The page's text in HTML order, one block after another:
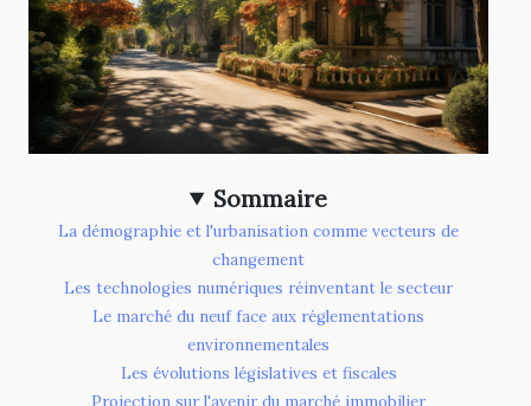
Sommaire
La démographie et l'urbanisation comme vecteurs de
changement
Les technologies numériques réinventant le secteur
Le marché du neuf face aux réglementations
environnementales
Les évolutions législatives et fiscales
Projection sur l'avenir du marché immobilier